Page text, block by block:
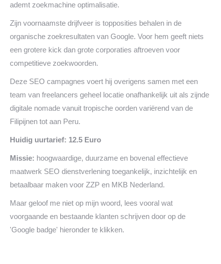
ademt zoekmachine optimalisatie.
Zijn voornaamste drijfveer is topposities behalen in de
organische zoekresultaten van Google. Voor hem geeft niets
een grotere kick dan grote corporaties aftroeven voor
competitieve zoekwoorden.
Deze SEO campagnes voert hij overigens samen met een
team van freelancers geheel locatie onafhankelijk uit als zijnde
digitale nomade vanuit tropische oorden variërend van de
Filipijnen tot aan Peru.
Huidig uurtarief: 12.5 Euro
Missie: hoogwaardige, duurzame en bovenal effectieve
maatwerk SEO dienstverlening toegankelijk, inzichtelijk en
betaalbaar maken voor ZZP en MKB Nederland.
Maar geloof me niet op mijn woord, lees vooral wat
voorgaande en bestaande klanten schrijven door op de
'Google badge' hieronder te klikken.